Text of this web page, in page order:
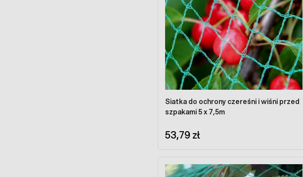
Siatka do ochrony czereśni i wiśni przed
szpakami 5 x 7,5m
53,79 zł